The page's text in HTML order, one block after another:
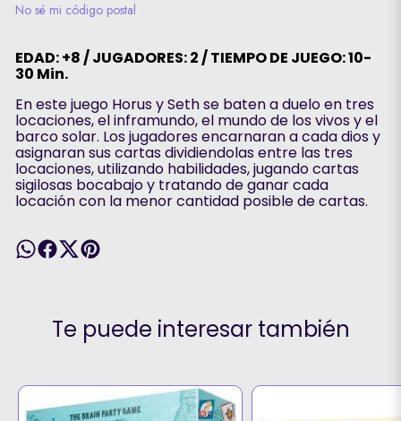
No sé mi código postal
EDAD: +8 / JUGADORES: 2 / TIEMPO DE JUEGO: 10-
30 Min.
En este juego Horus y Seth se baten a duelo en tres
locaciones, el inframundo, el mundo de los vivos y el
barco solar. Los jugadores encarnaran a cada dios y
asignaran sus cartas dividiendolas entre las tres
locaciones, utilizando habilidades, jugando cartas
sigilosas bocabajo y tratando de ganar cada
locación con la menor cantidad posible de cartas.
Te puede interesar también